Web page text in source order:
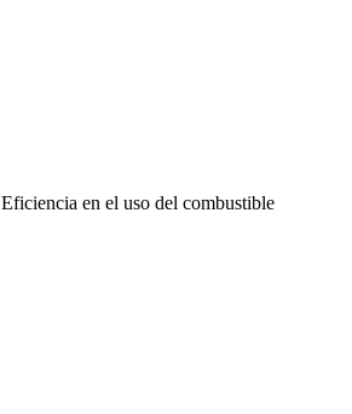
Eficiencia en el uso del combustible